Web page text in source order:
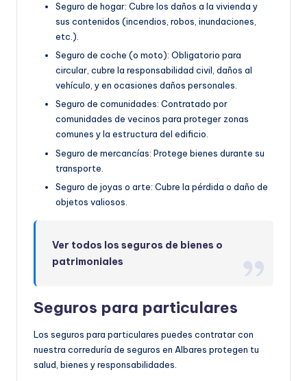
Seguro de hogar: Cubre los daños a la vivienda y
sus contenidos (incendios, robos, inundaciones,
etc.).
Seguro de coche (o moto): Obligatorio para
circular, cubre la responsabilidad civil, daños al
vehículo, y en ocasiones daños personales.
Seguro de comunidades: Contratado por
comunidades de vecinos para proteger zonas
comunes y la estructura del edificio.
Seguro de mercancías: Protege bienes durante su
transporte.
Seguro de joyas o arte: Cubre la pérdida o daño de
objetos valiosos.
Ver todos los seguros de bienes o
patrimoniales
Seguros para particulares
Los seguros para particulares puedes contratar con
nuestra correduría de seguros en Albares protegen tu
salud, bienes y responsabilidades.